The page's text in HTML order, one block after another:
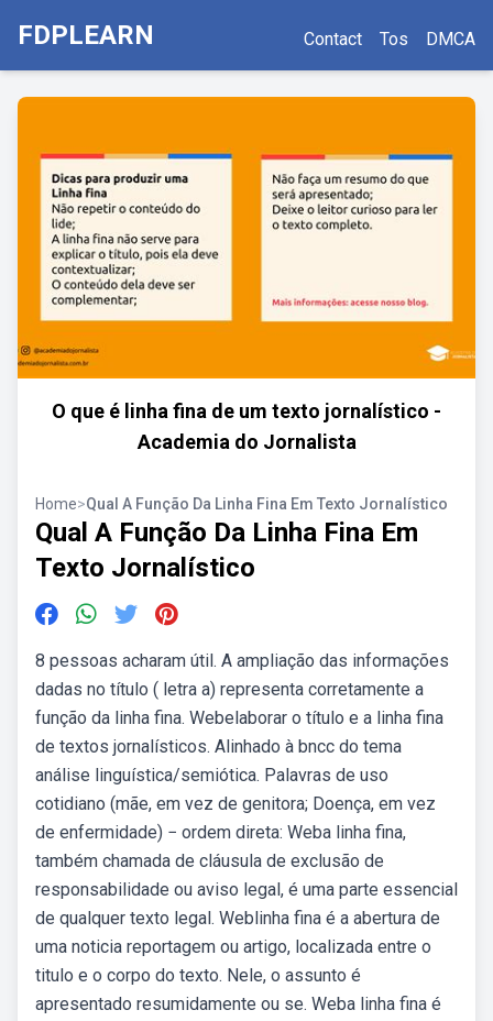
FDPLEARN Contact Tos DMCA
O que é linha fina de um texto jornalístico -
Academia do Jornalista
Home>Qual A Função Da Linha Fina Em Texto Jornalístico
Qual A Função Da Linha Fina Em
Texto Jornalístico
8 pessoas acharam útil. A ampliação das informações
dadas no título ( letra a) representa corretamente a
função da linha fina. Webelaborar o título e a linha fina
de textos jornalísticos. Alinhado à bncc do tema
análise linguística/semiótica. Palavras de uso
cotidiano (mãe, em vez de genitora; Doença, em vez
de enfermidade) − ordem direta: Weba linha fina,
também chamada de cláusula de exclusão de
responsabilidade ou aviso legal, é uma parte essencial
de qualquer texto legal. Weblinha fina é a abertura de
uma noticia reportagem ou artigo, localizada entre o
titulo e o corpo do texto. Nele, o assunto é
apresentado resumidamente ou se. Weba linha fina é